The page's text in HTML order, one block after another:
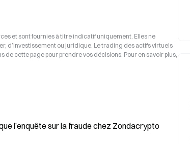
et sont fournies à titre indicatif uniquement. Elles ne
d’investissement ou juridique. Le trading des actifs virtuels
cette page pour prendre vos décisions. Pour en savoir plus,
l’enquête sur la fraude chez Zondacrypto